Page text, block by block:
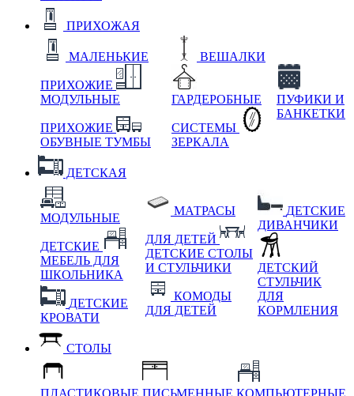
ПРИХОЖАЯ
МАЛЕНЬКИЕ
ПРИХОЖИЕ
МОДУЛЬНЫЕ
ПРИХОЖИЕ
ОБУВНЫЕ ТУМБЫ
ВЕШАЛКИ
ГАРДЕРОБНЫЕ
СИСТЕМЫ
ЗЕРКАЛА
ПУФИКИ И
БАНКЕТКИ
ДЕТСКАЯ
МОДУЛЬНЫЕ
ДЕТСКИЕ
МЕБЕЛЬ ДЛЯ
ШКОЛЬНИКА
ДЕТСКИЕ
КРОВАТИ
МАТРАСЫ
ДЛЯ ДЕТЕЙ
ДЕТСКИЕ СТОЛЫ
И СТУЛЬЧИКИ
КОМОДЫ
ДЛЯ ДЕТЕЙ
ДЕТСКИЕ
ДИВАНЧИКИ
ДЕТСКИЙ
СТУЛЬЧИК
ДЛЯ
КОРМЛЕНИЯ
СТОЛЫ